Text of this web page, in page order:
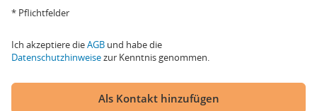
* Pflichtfelder
Ich akzeptiere dieAGB und habe die
Datenschutzhinweisezur Kenntnis genommen.
Als Kontakt hinzufügen